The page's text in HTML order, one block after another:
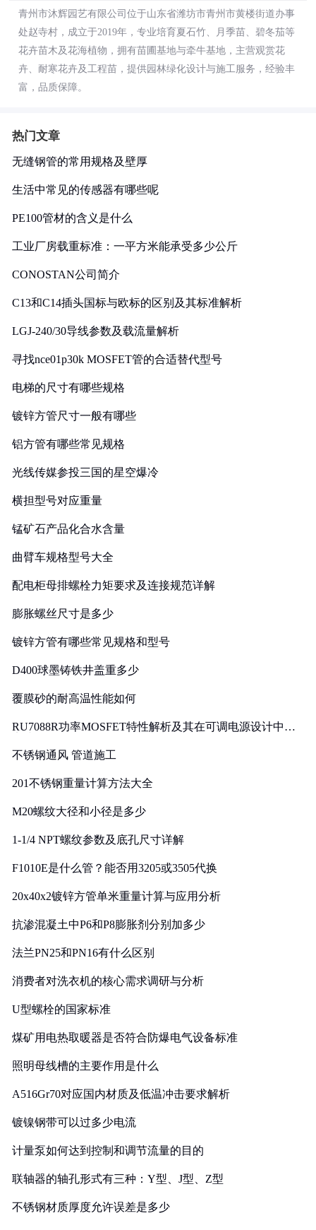
青州市沐辉园艺有限公司位于山东省潍坊市青州市黄楼街道办事
处赵寺村，成立于2019年，专业培育夏石竹、月季苗、碧冬茄等
花卉苗木及花海植物，拥有苗圃基地与牵牛基地，主营观赏花
卉、耐寒花卉及工程苗，提供园林绿化设计与施工服务，经验丰
富，品质保障。
热门文章
无缝钢管的常用规格及壁厚
生活中常见的传感器有哪些呢
PE100管材的含义是什么
工业厂房载重标准：一平方米能承受多少公斤
CONOSTAN公司简介
C13和C14插头国标与欧标的区别及其标准解析
LGJ-240/30导线参数及载流量解析
寻找nce01p30k MOSFET管的合适替代型号
电梯的尺寸有哪些规格
镀锌方管尺寸一般有哪些
铝方管有哪些常见规格
光线传媒参投三国的星空爆冷
横担型号对应重量
锰矿石产品化合水含量
曲臂车规格型号大全
配电柜母排螺栓力矩要求及连接规范详解
膨胀螺丝尺寸是多少
镀锌方管有哪些常见规格和型号
D400球墨铸铁井盖重多少
覆膜砂的耐高温性能如何
RU7088R功率MOSFET特性解析及其在可调电源设计中的
不锈钢通风 管道施工
201不锈钢重量计算方法大全
M20螺纹大径和小径是多少
1-1/4 NPT螺纹参数及底孔尺寸详解
F1010E是什么管？能否用3205或3505代换
20x40x2镀锌方管单米重量计算与应用分析
抗渗混凝土中P6和P8膨胀剂分别加多少
法兰PN25和PN16有什么区别
消费者对洗衣机的核心需求调研与分析
U型螺栓的国家标准
煤矿用电热取暖器是否符合防爆电气设备标准
照明母线槽的主要作用是什么
A516Gr70对应国内材质及低温冲击要求解析
镀镍钢带可以过多少电流
计量泵如何达到控制和调节流量的目的
联轴器的轴孔形式有三种：Y型、J型、Z型
不锈钢材质厚度允许误差是多少